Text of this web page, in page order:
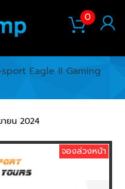
0
Eagle II Gaming
ยน 2024
จองล่วงหน้า